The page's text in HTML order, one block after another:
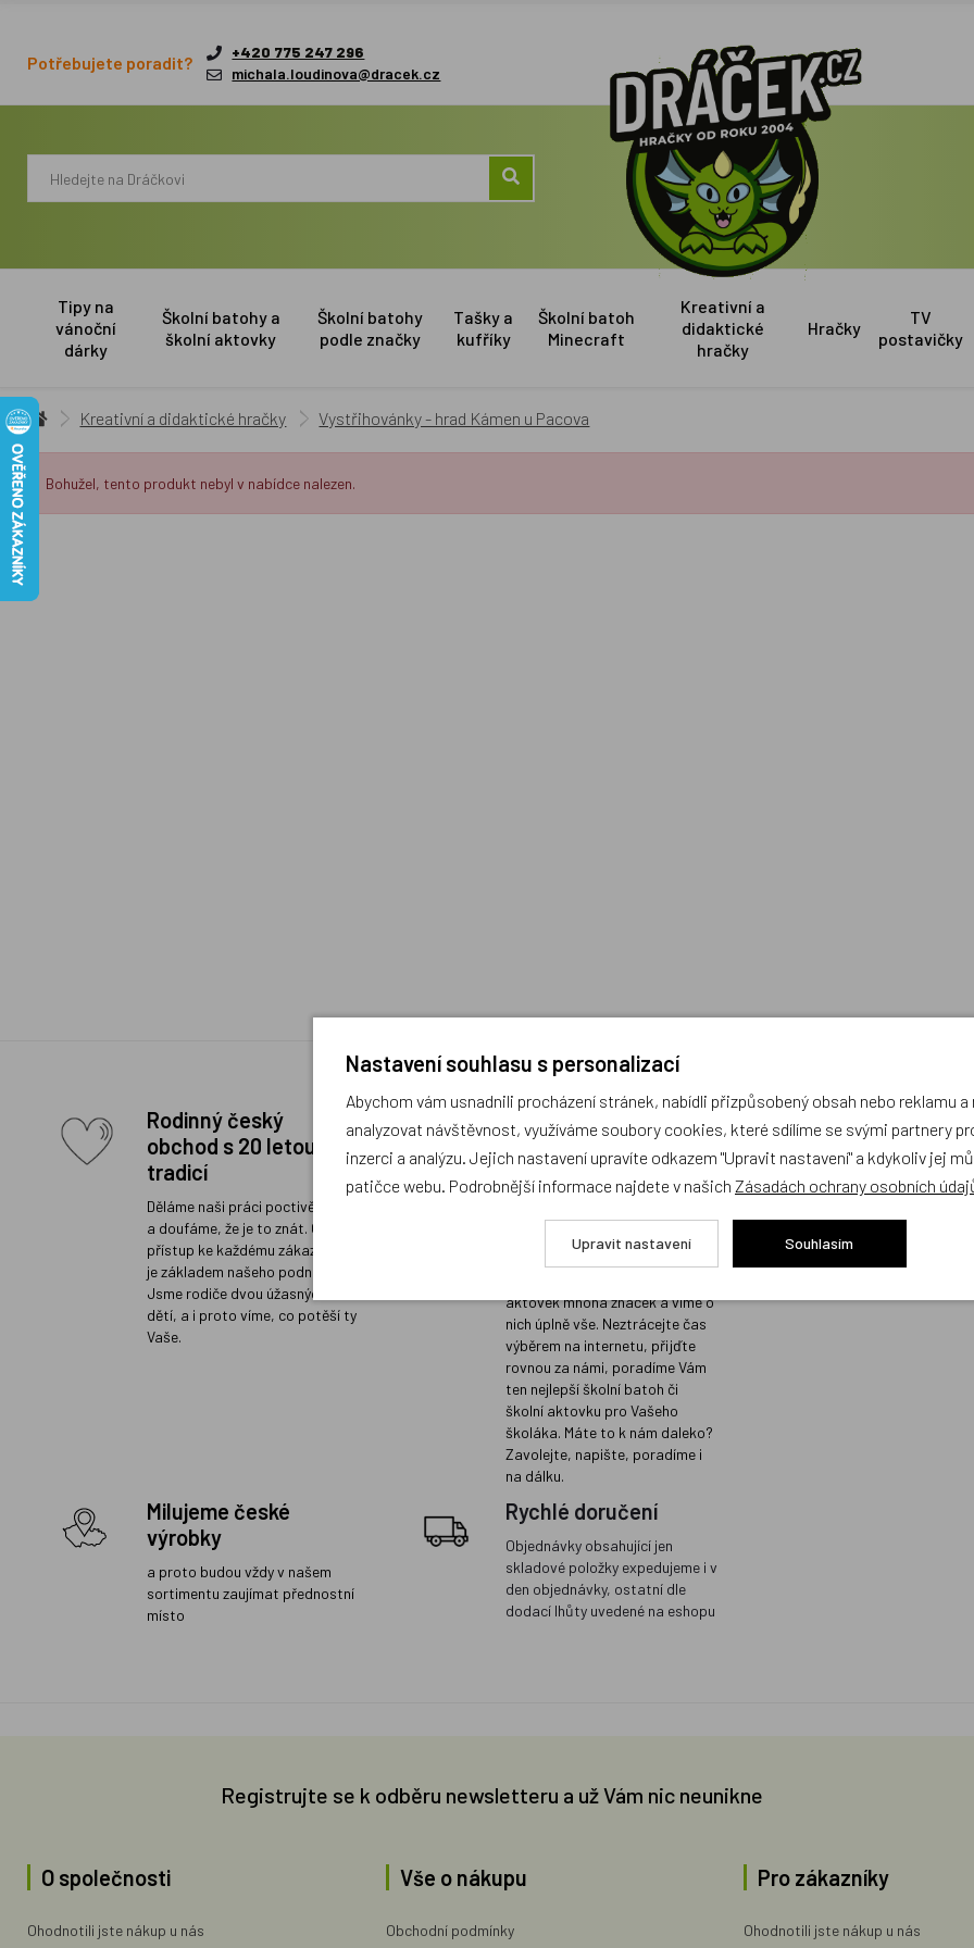
Potřebujete poradit?
+420 775 247 296
michala.loudinova@dracek.cz
Tipy na
vánoční
dárky
Školní batohy a
školní aktovky
Školní batohy
podle značky
Tašky a
kufříky
Školní batoh
Minecraft
Kreativní a
didaktické
hračky
Hračky
TV
postavičky
Kreativní a didaktické hračky Vystřihovánky - hrad Kámen u Pacova
Bohužel, tento produkt nebyl v nabídce nalezen.
Rodinný český
obchod s 20 letou
tradicí
Děláme naši práci poctivě a rádi
a doufáme, že je to znát. Osobní
přístup ke každému zákazníkovi
je základem našeho podnikání.
Jsme rodiče dvou úžasných
dětí, a i proto víme, co potěší ty
Vaše.
Prodejna s největším
výběrem školních
batohů v Praze a
odborným
poradenstvím
Na naší prodejně v Libni máme
aktovek mnoha značek a víme o
nich úplně vše. Neztrácejte čas
výběrem na internetu, přijďte
rovnou za námi, poradíme Vám
ten nejlepší školní batoh či
školní aktovku pro Vašeho
školáka. Máte to k nám daleko?
Zavolejte, napište, poradíme i
na dálku.
Kvalita
místě
Prodáváme jen
koupili i našim
Sortiment, který
kvalitu, do
Milujeme české
výrobky
a proto budou vždy v našem
sortimentu zaujímat přednostní
místo
Rychlé doručení
Objednávky obsahující jen
skladové položky expedujeme i v
den objednávky, ostatní dle
dodací lhůty uvedené na eshopu
Registrujte se k odběru newsletteru a už Vám nic neunikne
O společnosti
Ohodnotili jste nákup u nás
Vše o nákupu
Obchodní podmínky
Pro zákazníky
Ohodnotili jste nákup u nás
Nastavení souhlasu s personalizací
Abychom vám usnadnili procházení stránek, nabídli přizpůsobený obsah nebo reklamu
analyzovat návštěvnost, využíváme soubory cookies, které sdílíme se svými partnery
inzerci a analýzu. Jejich nastavení upravíte odkazem "Upravit nastavení" a kdykoliv jej
patičce webu. Podrobnější informace najdete v našich Zásadách ochrany osobních
Upravit nastavení Souhlasím